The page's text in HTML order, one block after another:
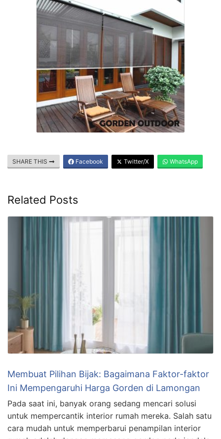
SHARE THIS Facebook Twitter/X WhatsApp
Related Posts
Membuat Pilihan Bijak: Bagaimana Faktor-faktor
Ini Mempengaruhi Harga Gorden di Lamongan
Pada saat ini, banyak orang sedang mencari solusi
untuk mempercantik interior rumah mereka. Salah satu
cara mudah untuk memperbarui penampilan interior